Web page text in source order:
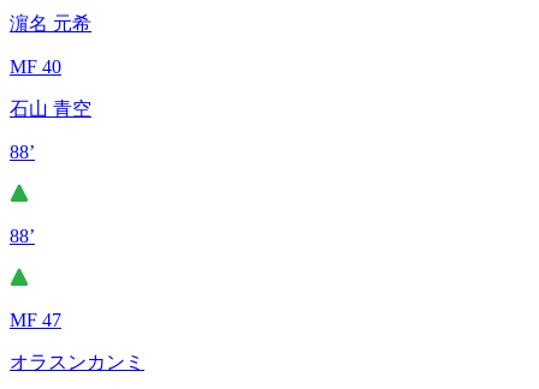
濵名 元希
MF 40
石山 青空
88’
88’
MF 47
オラスンカンミ